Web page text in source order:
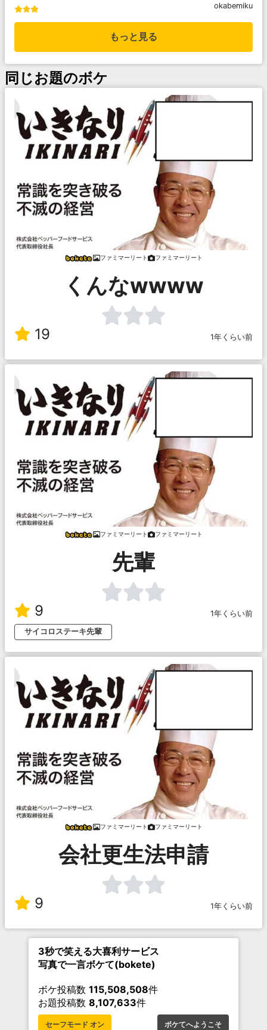
okabemiku
もっと見る
同じお題のボケ
ファミマーリート ファミマーリート
くんなwwww
19 1年くらい前
ファミマーリート ファミマーリート
先輩
9
1年くらい前
サイコロステーキ先輩
ファミマーリート ファミマーリート
会社更生法申請
9 1年くらい前
3秒で笑える大喜利サービス
写真で一言ボケて(bokete)
ボケ投稿数 115,508,508件
お題投稿数 8,107,633件
セーフモード オン ボケてへようこそ